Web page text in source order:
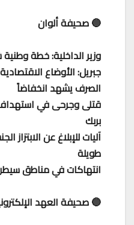
🔵 صحيفة ألوان
وزير الداخلية: خطة
جبريل: الأوضاع
الصرف يشهد انخفاضاً
قتلى وجرحى في
بربك
آليات للإبلاغ عن
طويلة
انتهاكات في مناطق
🔵 صحيفة العهد